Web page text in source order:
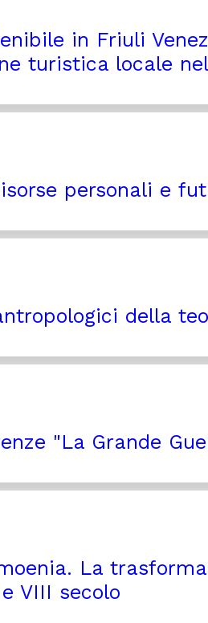
in Friuli
turistica locale
personali e
della
"La Grande
La
VIII secolo